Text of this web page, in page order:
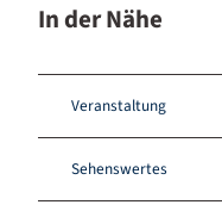
In der Nähe
Veranstaltung
Sehenswertes